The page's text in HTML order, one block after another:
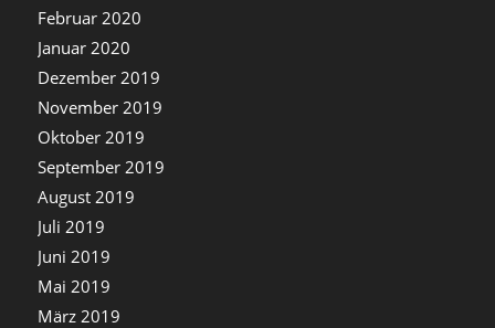
Februar 2020
Januar 2020
Dezember 2019
November 2019
Oktober 2019
September 2019
August 2019
Juli 2019
Juni 2019
Mai 2019
März 2019